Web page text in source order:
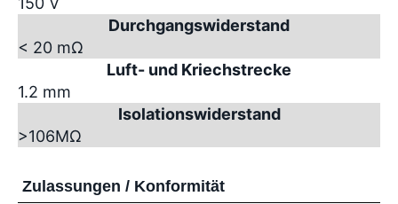
Durchgangswiderstand
< 20 mΩ
Luft- und Kriechstrecke
1.2 mm
Isolationswiderstand
>106MΩ
Zulassungen / Konformität